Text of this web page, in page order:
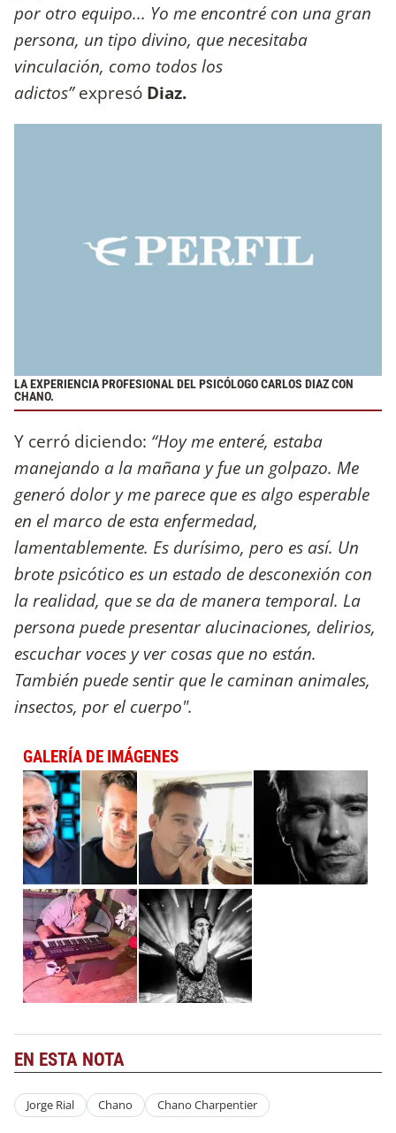
por otro equipo... Yo me encontré con una gran
persona, un tipo divino, que necesitaba
vinculación, como todos los
adictos”expresó Diaz.
LA EXPERIENCIA PROFESIONAL DEL PSICÓLOGO CARLOS DIAZ CON
CHANO.
Y cerró diciendo: “Hoy me enteré, estaba
manejando a la mañana y fue un golpazo. Me
generó dolor y me parece que es algo esperable
en el marco de esta enfermedad,
lamentablemente. Es durísimo, pero es así. Un
brote psicótico es un estado de desconexión con
la realidad, que se da de manera temporal. La
persona puede presentar alucinaciones, delirios,
escuchar voces y ver cosas que no están.
También puede sentir que le caminan animales,
insectos, por el cuerpo".
GALERÍA DE IMÁGENES
EN ESTA NOTA
Jorge Rial Chano Chano Charpentier